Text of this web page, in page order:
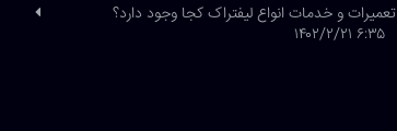
تعمیرات و خدمات انواع لیفتراک کجا وجود دارد؟
۶:۳۵ ۱۴۰۲/۲/۲۱